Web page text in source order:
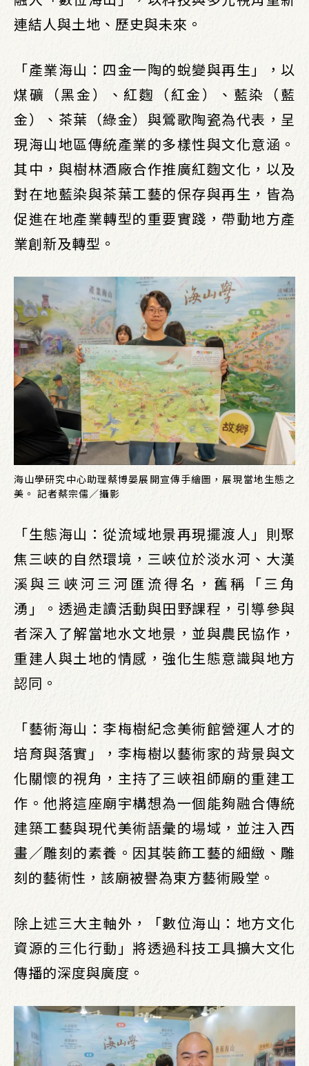
連結人與土地、歷史與未來。
「產業海山：四金一陶的蛻變與再生」，以
煤礦（黑金）、紅麴（紅金）、藍染（藍
金）、茶葉（綠金）與鶯歌陶瓷為代表，呈
現海山地區傳統產業的多樣性與文化意涵。
其中，與樹林酒廠合作推廣紅麴文化，以及
對在地藍染與茶葉工藝的保存與再生，皆為
促進在地產業轉型的重要實踐，帶動地方產
業創新及轉型。
海山學研究中心助理蔡博晏展開宣傳手繪圖，展現當地生態之
美。 記者蔡宗儒／攝影
「生態海山：從流域地景再現擺渡人」則聚
焦三峽的自然環境，三峽位於淡水河、大漢
溪與三峽河三河匯流得名，舊稱「三角
湧」。透過走讀活動與田野課程，引導參與
者深入了解當地水文地景，並與農民協作，
重建人與土地的情感，強化生態意識與地方
認同。
「藝術海山：李梅樹紀念美術館營運人才的
培育與落實」，李梅樹以藝術家的背景與文
化關懷的視角，主持了三峽祖師廟的重建工
作。他將這座廟宇構想為一個能夠融合傳統
建築工藝與現代美術語彙的場域，並注入西
畫／雕刻的素養。因其裝飾工藝的細緻、雕
刻的藝術性，該廟被譽為東方藝術殿堂。
除上述三大主軸外，「數位海山：地方文化
資源的三化行動」將透過科技工具擴大文化
傳播的深度與廣度。